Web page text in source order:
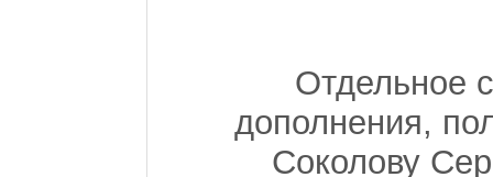
Отдельное
дополнения,
Соколову